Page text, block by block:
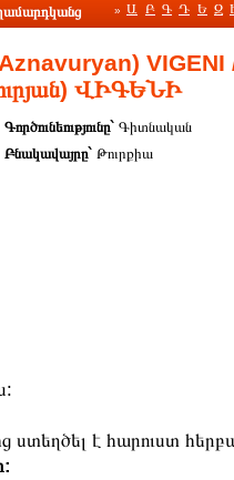
» Ա Բ Գ Դ Ե Զ
ՎԻԳԵՆԻ
Գործունեությունը` Գիտնական
Բնակավայրը` Թուրքիա
ստեղծել է հարուստ